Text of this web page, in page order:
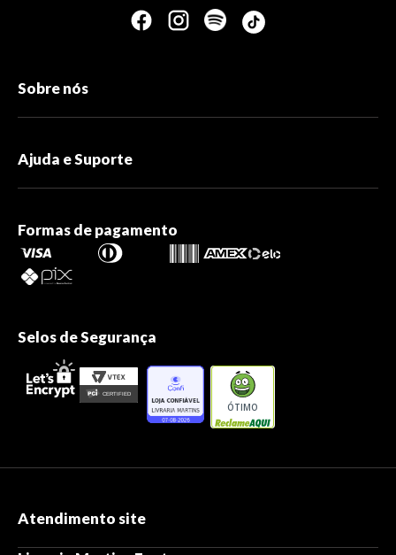
Sobre nós
Ajuda e Suporte
Formas de pagamento
Selos de Segurança
ÓTIMO
Atendimento site